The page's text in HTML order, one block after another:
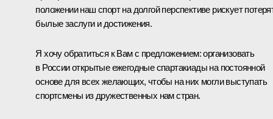
положении наш спорт на долгой перспективе рискует
былые заслуги и достижения.
Я хочу обратиться к Вам с предложением: организовать
в России открытые ежегодные спартакиады на постоянной
основе для всех желающих, чтобы на них могли выступать
спортсмены из дружественных нам стран.